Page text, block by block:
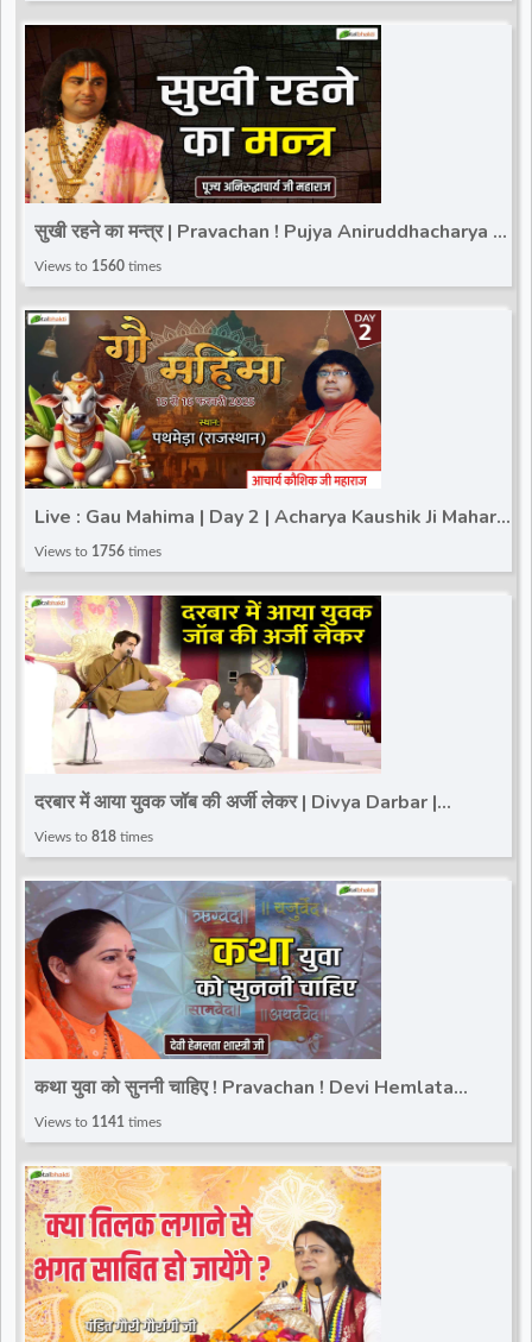
सुखी रहने का मन्त्र | Pravachan ! Pujya Aniruddhacharya Ji
Maharaj
Views to 1560 times
Live : Gau Mahima | Day 2 | Acharya Kaushik Ji Maharaj
| Pathmeda (Rajasthan) | 16 Feb
Views to 1756 times
दरबार में आया युवक जॉब की अर्जी लेकर | Divya Darbar |
Bageshwar Dham | Karera
Views to 818 times
कथा युवा को सुननी चाहिए ! Pravachan ! Devi Hemlata
Shastri JI
Views to 1141 times